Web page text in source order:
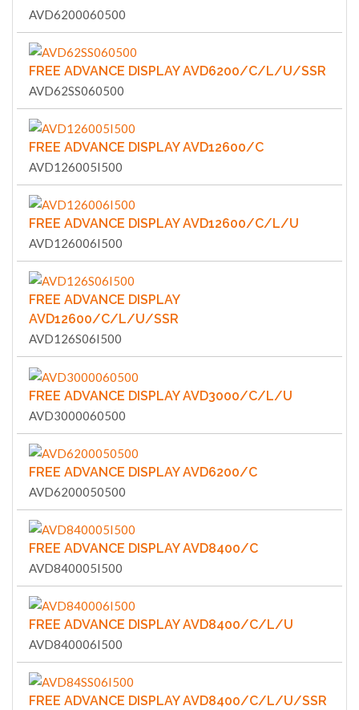
AVD6200060500
FREE ADVANCE DISPLAY AVD6200/C/L/U/SSR
AVD62SS060500
FREE ADVANCE DISPLAY AVD12600/C
AVD126005I500
FREE ADVANCE DISPLAY AVD12600/C/L/U
AVD126006I500
FREE ADVANCE DISPLAY
AVD12600/C/L/U/SSR
AVD126S06I500
FREE ADVANCE DISPLAY AVD3000/C/L/U
AVD3000060500
FREE ADVANCE DISPLAY AVD6200/C
AVD6200050500
FREE ADVANCE DISPLAY AVD8400/C
AVD840005I500
FREE ADVANCE DISPLAY AVD8400/C/L/U
AVD840006I500
FREE ADVANCE DISPLAY AVD8400/C/L/U/SSR